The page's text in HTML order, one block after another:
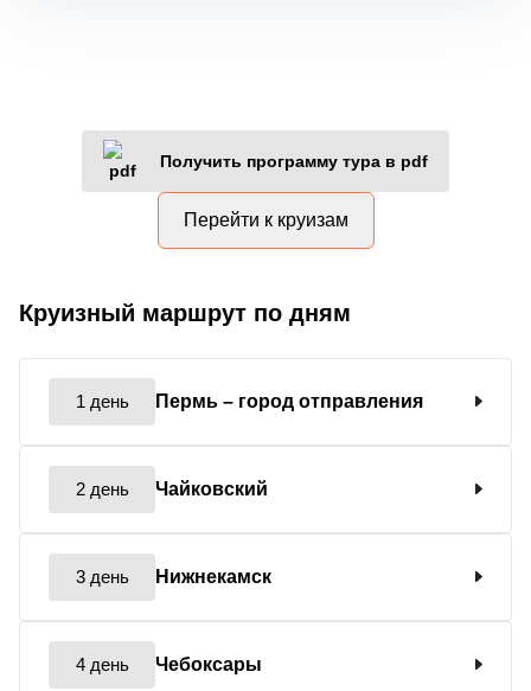
Получить программу тура в pdf
Перейти к круизам
Круизный маршрут по дням
1 день Пермь – город отправления
2 день Чайковский
3 день Нижнекамск
4 день Чебоксары